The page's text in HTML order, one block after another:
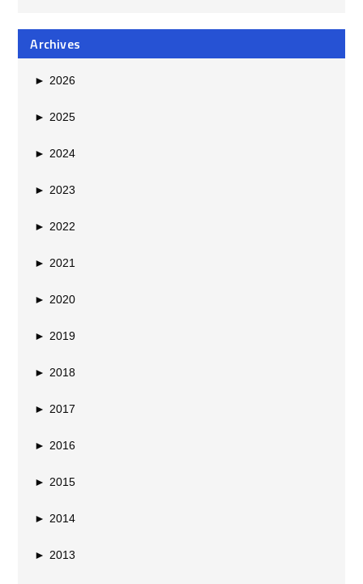
Archives
► 2026
► 2025
► 2024
► 2023
► 2022
► 2021
► 2020
► 2019
► 2018
► 2017
► 2016
► 2015
► 2014
► 2013